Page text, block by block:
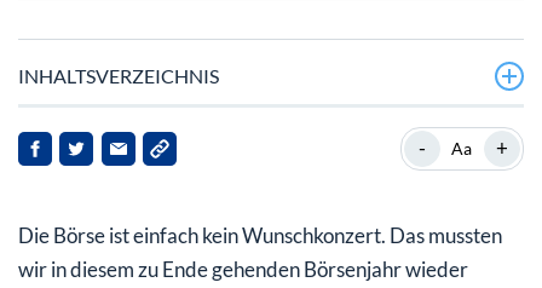
INHALTSVERZEICHNIS
Jahresendrally fällt ins Wasser
Und auch mit dem Blick nach China
- Aa +
Die Börse ist einfach kein Wunschkonzert. Das mussten
wir in diesem zu Ende gehenden Börsenjahr wieder